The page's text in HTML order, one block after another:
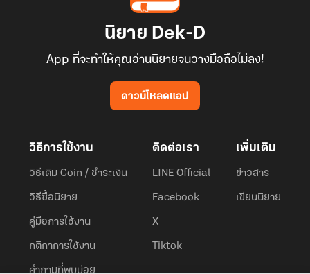
นิยาย Dek-D
App ที่จะทำให้คุณอ่านนิยายจนวางมือถือไม่ลง!
ดาวน์โหลดแอป
วิธีการใช้งาน
วิธีเติม Coin / ชำระเงิน
วิธีซื้อนิยาย
คู่มือการใช้งาน
กติกาการใช้งาน
คำถามที่พบบ่อย
ติดต่อเรา
LINE Official
Facebook
X
Tiktok
เพิ่มเติม
ข่าวสาร
เขียนนิยาย